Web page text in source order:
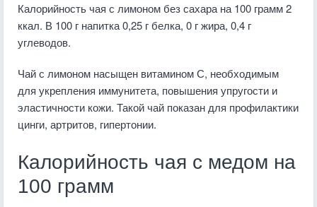
Калорийность чая с лимоном без сахара на 100 грамм 2
ккал. В 100 г напитка 0,25 г белка, 0 г жира, 0,4 г
углеводов.
Чай с лимоном насыщен витамином С, необходимым
для укрепления иммунитета, повышения упругости и
эластичности кожи. Такой чай показан для профилактики
цинги, артритов, гипертонии.
Калорийность чая с медом на
100 грамм